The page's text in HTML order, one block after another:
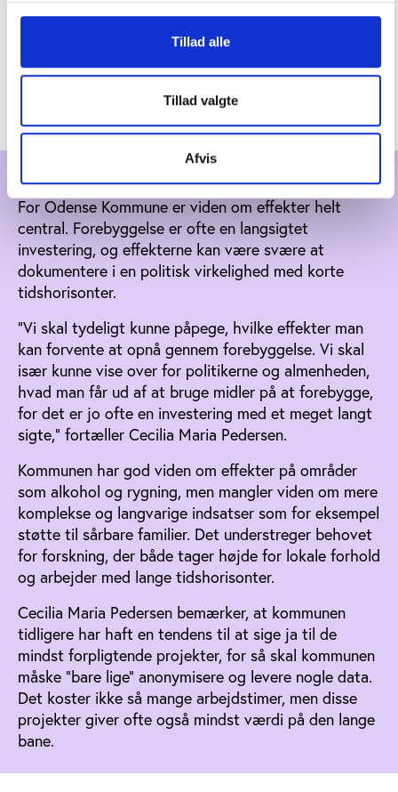
Tillad alle
Tillad valgte
Afvis
sundhedsmæssige effekter. De langsigtede resultater
forventes først at kunne aflæses over tid.
Ambitionen er imidlertid, at kommunen fremadrettet
bliver mere målrettet i sin forskningsdeltagelse og i
samarbejdet med vidensinstitutioner.
Data som redskab
For Odense Kommune er viden om effekter helt
central. Forebyggelse er ofte en langsigtet
investering, og effekterne kan være svære at
dokumentere i en politisk virkelighed med korte
tidshorisonter.
”Vi skal tydeligt kunne påpege, hvilke effekter man
kan forvente at opnå gennem forebyggelse. Vi skal
især kunne vise over for politikerne og almenheden,
hvad man får ud af at bruge midler på at forebygge,
for det er jo ofte en investering med et meget langt
sigte,” fortæller Cecilia Maria Pedersen.
Kommunen har god viden om effekter på områder
som alkohol og rygning, men mangler viden om mere
komplekse og langvarige indsatser som for eksempel
støtte til sårbare familier. Det understreger behovet
for forskning, der både tager højde for lokale forhold
og arbejder med lange tidshorisonter.
Cecilia Maria Pedersen bemærker, at kommunen
tidligere har haft en tendens til at sige ja til de
mindst forpligtende projekter, for så skal kommunen
måske “bare lige” anonymisere og levere nogle data.
Det koster ikke så mange arbejdstimer, men disse
projekter giver ofte også mindst værdi på den lange
bane.